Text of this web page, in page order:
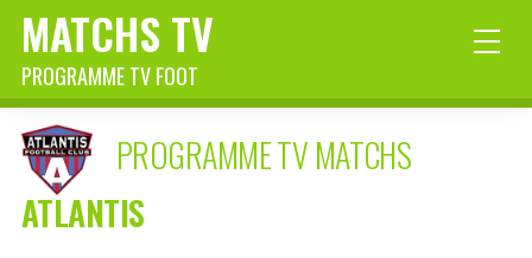
MATCHS TV
PROGRAMME TV FOOT
PROGRAMME TV MATCHS
ATLANTIS